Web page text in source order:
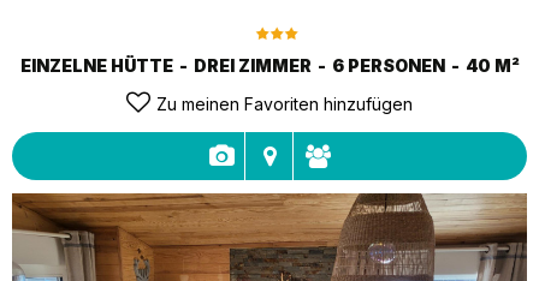
EINZELNE HÜTTE DREI ZIMMER 6 PERSONEN 40 M²
Zu meinen Favoriten hinzufügen